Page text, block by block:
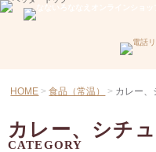
HOME 食品（常温） カレー、
カレー、シチ
CATEGORY